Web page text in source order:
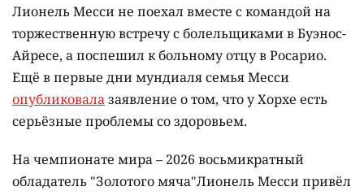
Лионель Месси не поехал вместе с командой на
торжественную встречу с болельщиками в Буэнос-
Айресе, а поспешил к больному отцу в Росарио.
Ещё в первые дни мундиаля семья Месси
опубликовалазаявление о том, что у Хорхе есть
серьёзные проблемы со здоровьем.
На чемпионате мира – 2026 восьмикратный
обладатель "Золотого мяча"Лионель Месси привёл